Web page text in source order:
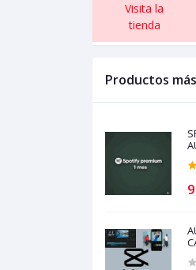
Visita la
tienda
Productos